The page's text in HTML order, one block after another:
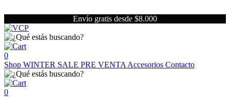
Envío gratis desde $8.000
0
Shop WINTER SALE PRE VENTA Accesorios Contacto
0